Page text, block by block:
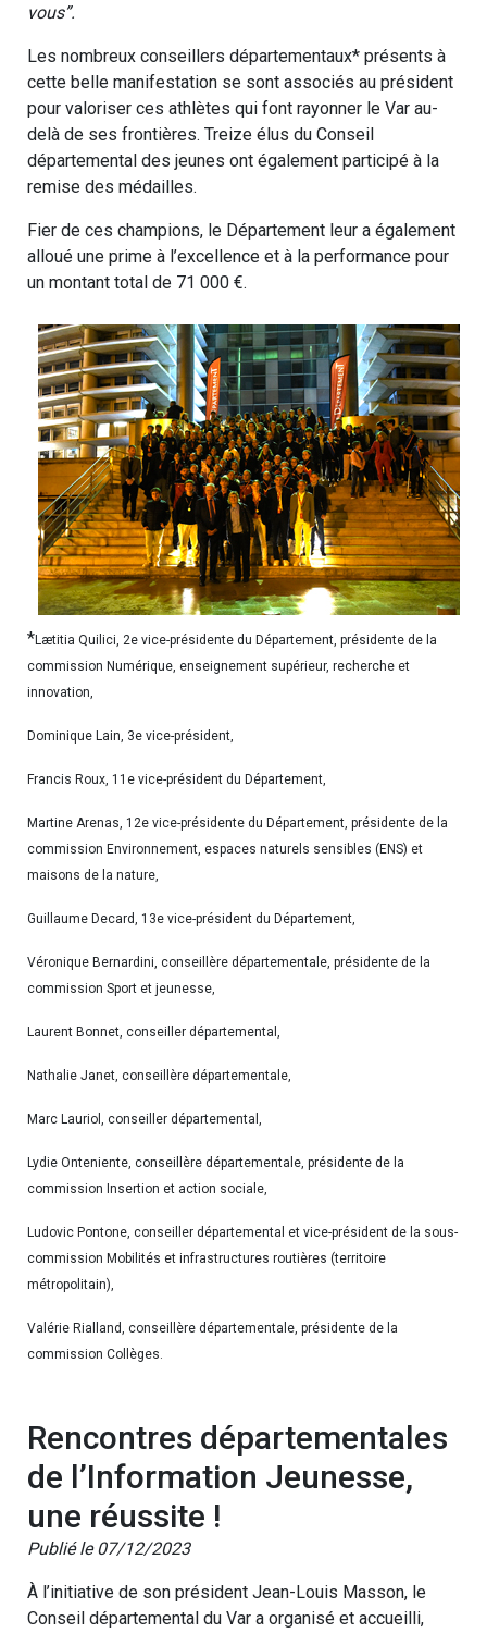
vous”.
Les nombreux conseillers départementaux* présents à
cette belle manifestation se sont associés au président
pour valoriser ces athlètes qui font rayonner le Var au-
delà de ses frontières. Treize élus du Conseil
départemental des jeunes ont également participé à la
remise des médailles.
Fier de ces champions, le Département leur a également
alloué une prime à l’excellence et à la performance pour
un montant total de 71 000 €.
*Lætitia Quilici, 2e vice-présidente du Département, présidente de la
commission Numérique, enseignement supérieur, recherche et
innovation,
Dominique Lain, 3e vice-président,
Francis Roux, 11e vice-président du Département,
Martine Arenas, 12e vice-présidente du Département, présidente de la
commission Environnement, espaces naturels sensibles (ENS) et
maisons de la nature,
Guillaume Decard, 13e vice-président du Département,
Véronique Bernardini, conseillère départementale, présidente de la
commission Sport et jeunesse,
Laurent Bonnet, conseiller départemental,
Nathalie Janet, conseillère départementale,
Marc Lauriol, conseiller départemental,
Lydie Onteniente, conseillère départementale, présidente de la
commission Insertion et action sociale,
Ludovic Pontone, conseiller départemental et vice-président de la sous-
commission Mobilités et infrastructures routières (territoire
métropolitain),
Valérie Rialland, conseillère départementale, présidente de la
commission Collèges.
Rencontres départementales
de l’Information Jeunesse,
une réussite !
Publié le 07/12/2023
À l’initiative de son président Jean-Louis Masson, le
Conseil départemental du Var a organisé et accueilli,